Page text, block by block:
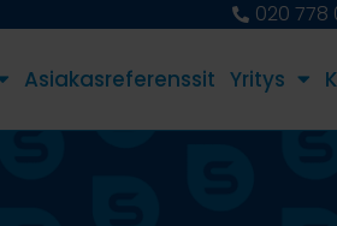
020 778
Asiakasreferenssit Yritys